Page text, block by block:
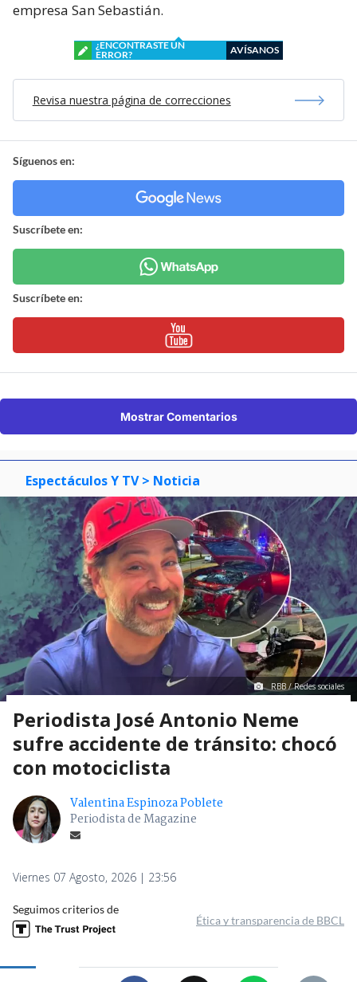
empresa San Sebastián.
¿ENCONTRASTE UN
ERROR?
AVÍSANOS
Revisa nuestra página de correcciones
Síguenos en:
Suscríbete en:
Suscríbete en:
Mostrar Comentarios
Espectáculos Y TV > Noticia
RBB / Redes sociales
Periodista José Antonio Neme
sufre accidente de tránsito: chocó
con motociclista
Valentina Espinoza Poblete
Periodista de Magazine
Viernes 07 Agosto, 2026 | 23:56
Seguimos criterios de
Ética y transparencia de BBCL